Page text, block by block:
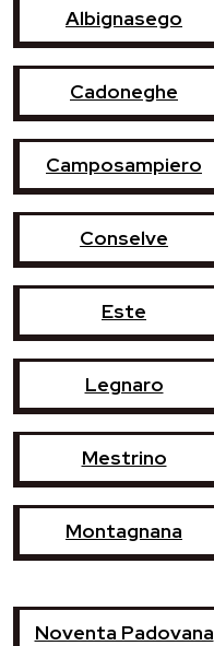
Albignasego
Cadoneghe
Camposampiero
Conselve
Este
Legnaro
Mestrino
Montagnana
Noventa Padovana